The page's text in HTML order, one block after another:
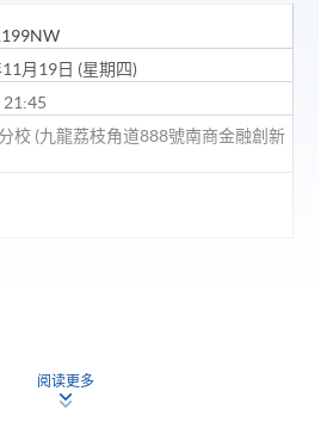
月19日 (星期四)
21:45
校 (九龍荔枝角道888號南商金融創新
分至9時45分
阅读更多